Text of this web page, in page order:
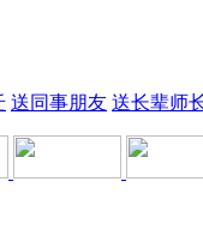
送同事朋友 送长辈师